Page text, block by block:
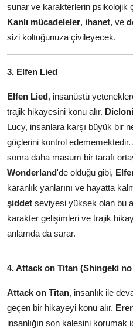
sunar ve karakterlerin psikolojik
Kanlı mücadeleler, ihanet, ve
sizi koltuğunuza çivileyecek.
3. Elfen Lied
Elfen Lied, insanüstü
trajik hikayesini konu alır.
Lucy, insanlara karşı büyük bir
güçlerini kontrol edememektedir.
sonra daha masum bir tarafı
Wonderland'de olduğu gibi,
karanlık yanlarını ve hayatta
şiddet seviyesi yüksek olan bu
karakter gelişimleri ve trajik
anlamda da sarar.
4. Attack on Titan (Shingeki
Attack on Titan, insanlık ile
geçen bir hikayeyi konu alır.
insanlığın son kalesini korumak